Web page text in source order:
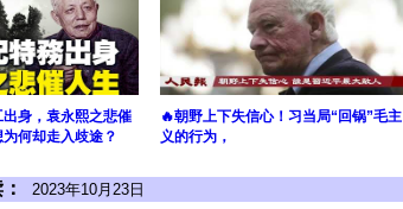
身，袁永熙之悲催
何却走入歧途？
🔥朝野上下失信心！习当局“回锅”毛主
义的行为，
2023年10月23日